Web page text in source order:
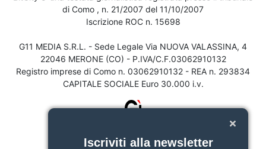
di Como , n. 21/2007 del 11/10/2007
Iscrizione ROC n. 15698
G11 MEDIA S.R.L. - Sede Legale Via NUOVA VALASSINA, 4
22046 MERONE (CO) - P.IVA/C.F.03062910132
Registro imprese di Como n. 03062910132 - REA n. 293834
CAPITALE SOCIALE Euro 30.000 i.v.
Iscriviti alla newsletter